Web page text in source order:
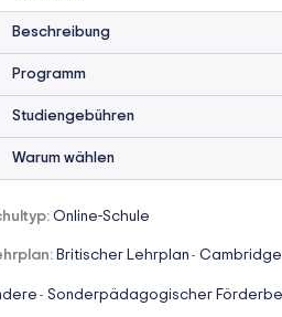
Beschreibung
Programm
Studiengebühren
Warum wählen
Online-Schule
Britischer Lehrplan -
- Sonderpädagogischer